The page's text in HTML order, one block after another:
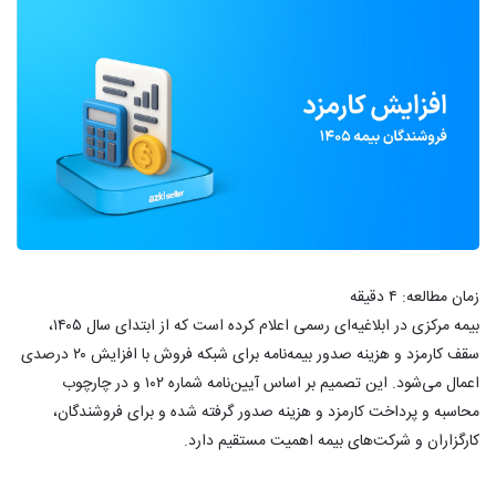
زمان مطالعه: ۴دقیقه
بیمه مرکزی در ابلاغیه‌ای رسمی اعلام کرده است که از ابتدای سال ۱۴۰۵،
سقف کارمزد و هزینه صدور بیمه‌نامه برای شبکه فروش با افزایش ۲۰ درصدی
اعمال می‌شود. این تصمیم بر اساس آیین‌نامه شماره ۱۰۲ و در چارچوب
محاسبه و پرداخت کارمزد و هزینه صدور گرفته شده و برای فروشندگان،
کارگزاران و شرکت‌های بیمه اهمیت مستقیم دارد.